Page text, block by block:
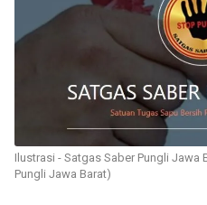
Ilustrasi - Satgas Saber Pungli Jawa
Pungli Jawa Barat)